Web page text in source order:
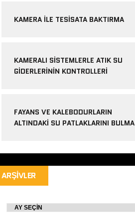
KAMERA ILE TESISATA BAKTIRMA
KAMERALI SISTEMLERLE ATIK SU
GIDERLERININ KONTROLLERI
FAYANS VE KALEBODURLARIN
ALTINDAKI SU PATLAKLARINI BULMA
ARŞIVLER